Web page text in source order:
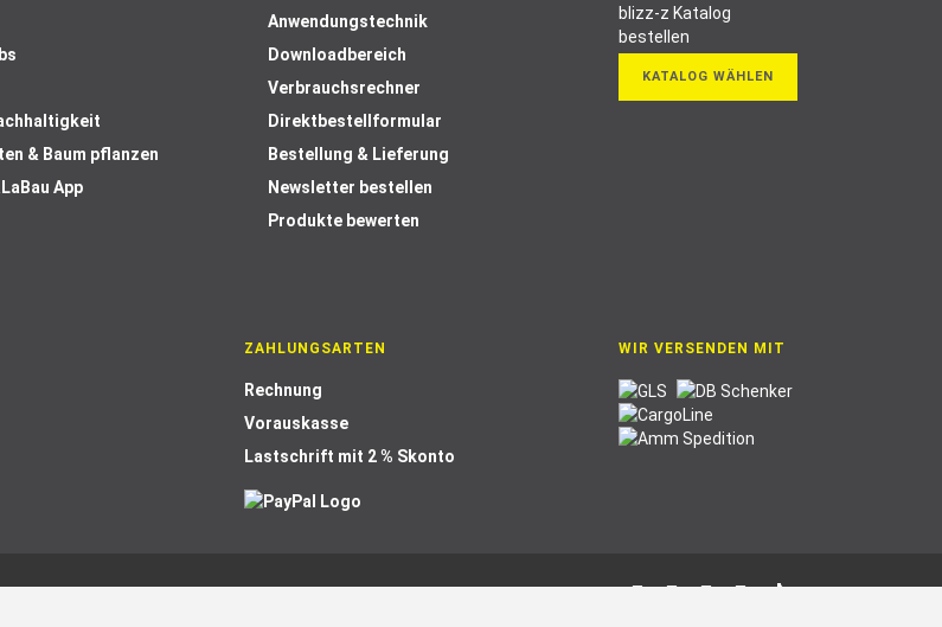
& Baum pflanzen
App
Anwendungstechnik
Downloadbereich
Verbrauchsrechner
Direktbestellformular
Bestellung & Lieferung
Newsletter bestellen
Produkte bewerten
KATALOG WÄHLEN
ZAHLUNGSARTEN
Rechnung
Vorauskasse
Lastschrift mit 2 % Skonto
WIR VERSENDEN MIT